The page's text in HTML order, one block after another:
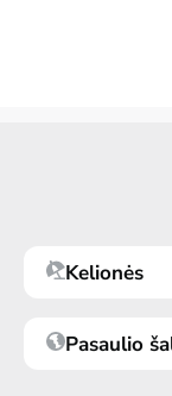
Kelionės
Pasaulio